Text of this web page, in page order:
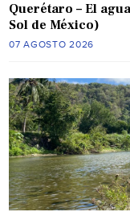
Querétaro – El
Sol de México)
07 AGOSTO 2026